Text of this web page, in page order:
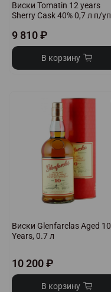
Виски Tomatin 12 years
Sherry Cask 40% 0,7 л п/уп
9 810 ₽
В корзину
Виски Glenfarclas Aged 10
Years, 0.7 л
10 200 ₽
В корзину